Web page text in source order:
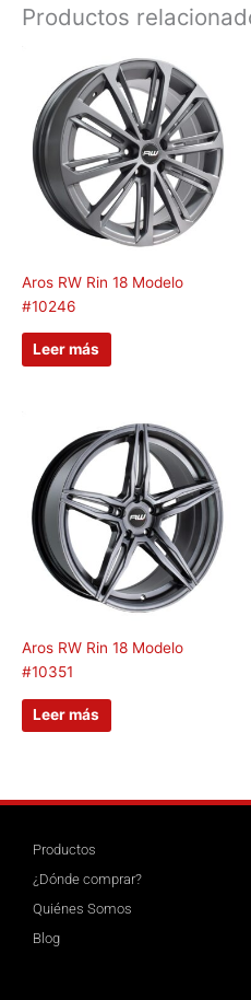
Productos
Aros RW Rin 18 Modelo
#10246
Leer más
Aros RW Rin 18 Modelo
#10351
Leer más
Productos
¿Dónde comprar?
Quiénes Somos
Blog